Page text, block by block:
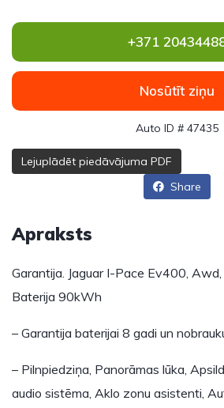
+371
Nosūtīt ziņu
Auto ID # 47435
Lejuplādēt piedāvājuma PDF
Share
Apraksts
Garantija. Jaguar I-Pace Ev400,
Baterija 90kWh
– Garantija baterijai 8 gadi un
– Pilnpiedziņa, Panorāmas lūka,
audio sistēma, Aklo zonu asistenti,